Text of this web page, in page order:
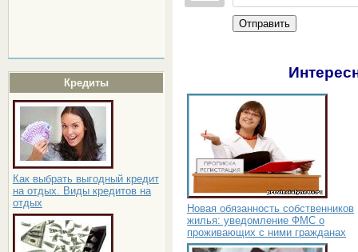
Кредиты
Как выбрать выгодный кредит
на отдых. Виды кредитов на
отдых
Отправить
Новая обязанность собственников
жилья: уведомление ФМС о
проживающих с ними гражданах